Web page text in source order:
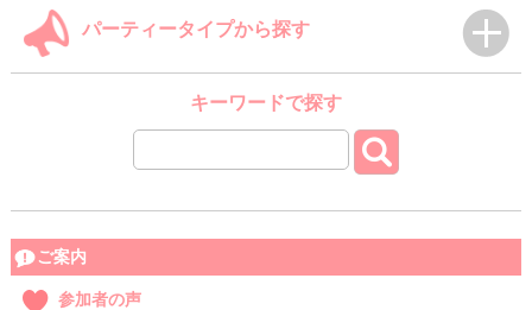
パーティータイプから探す
キーワードで探す
ご案内
参加者の声